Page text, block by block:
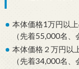
本体価格1万円以
（先着55,000名、
本体価格２万円以
（先着34,000名、